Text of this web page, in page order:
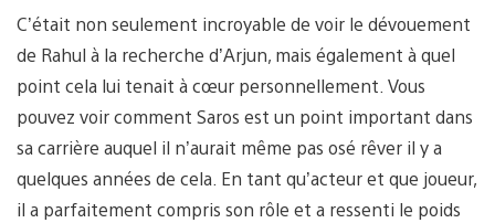
C’était non seulement incroyable de voir le dévouement
de Rahul à la recherche d’Arjun, mais également à quel
point cela lui tenait à cœur personnellement. Vous
pouvez voir comment Saros est un point important dans
sa carrière auquel il n’aurait même pas osé rêver il y a
quelques années de cela. En tant qu’acteur et que joueur,
il a parfaitement compris son rôle et a ressenti le poids